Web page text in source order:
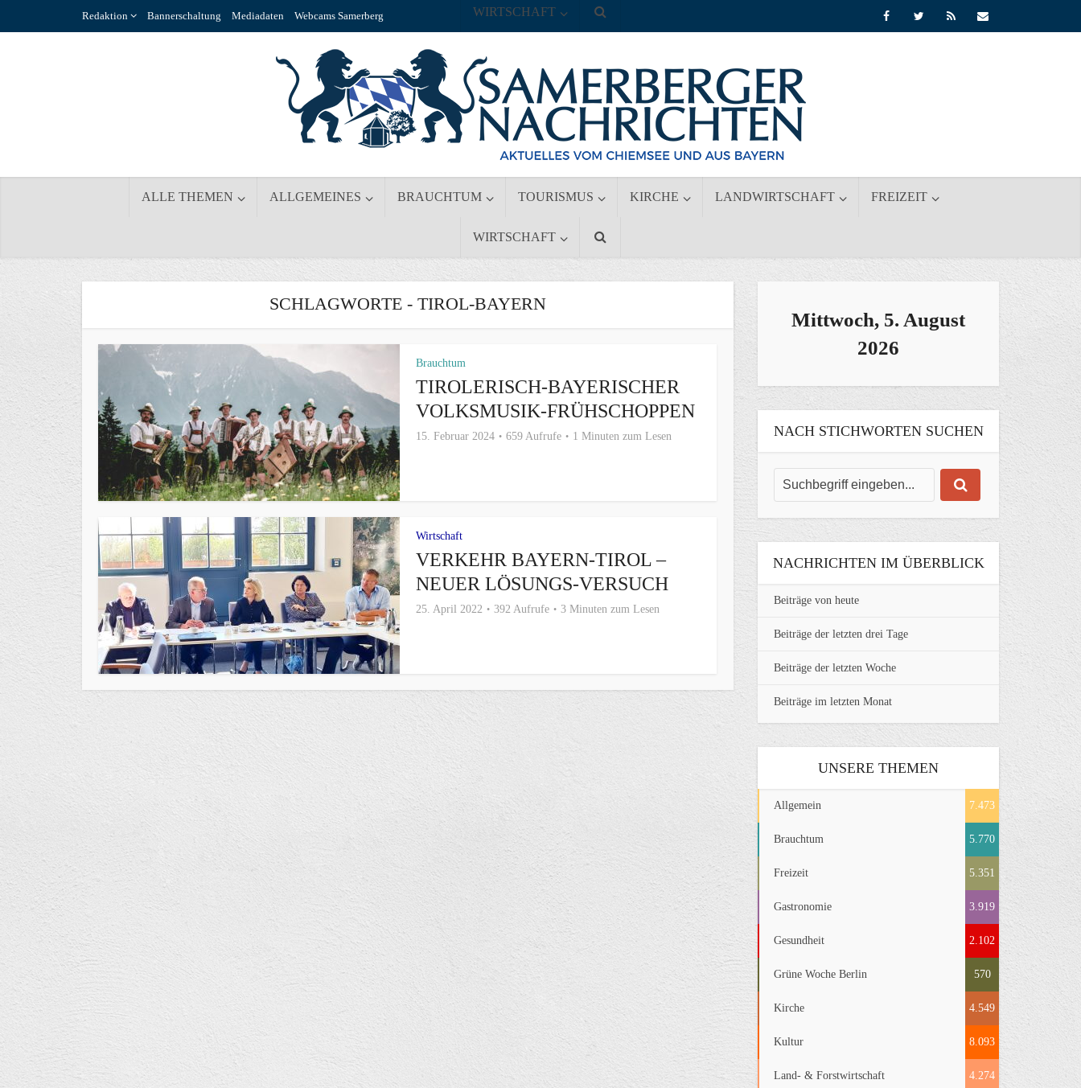
Redaktion Bannerschaltung Mediadaten Webcams Samerberg
ALLE THEMEN ALLGEMEINES BRAUCHTUM TOURISMUS KIRCHE LANDWIRTSCHAFT FREIZEIT
WIRTSCHAFT
WIRTSCHAFT
SCHLAGWORTE - TIROL-BAYERN
Brauchtum
TIROLERISCH-BAYERISCHER
VOLKSMUSIK-FRÜHSCHOPPEN
15. Februar 2024 659 Aufrufe 1 Minuten zum Lesen
Wirtschaft
VERKEHR BAYERN-TIROL –
NEUER LÖSUNGS-VERSUCH
25. April 2022 392 Aufrufe 3 Minuten zum Lesen
Mittwoch, 5. August
2026
NACH STICHWORTEN SUCHEN
NACHRICHTEN IM ÜBERBLICK
Beiträge von heute
Beiträge der letzten drei Tage
Beiträge der letzten Woche
Beiträge im letzten Monat
UNSERE THEMEN
Allgemein 7.473
Brauchtum 5.770
Freizeit 5.351
Gastronomie 3.919
Gesundheit 2.102
Grüne Woche Berlin 570
Kirche 4.549
Kultur 8.093
Land- & Forstwirtschaft 4.274